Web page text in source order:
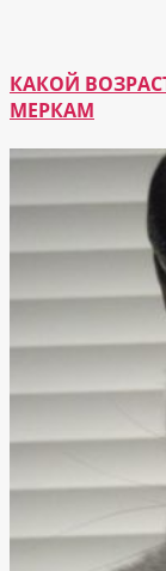
КАКОЙ
МЕРКАМ